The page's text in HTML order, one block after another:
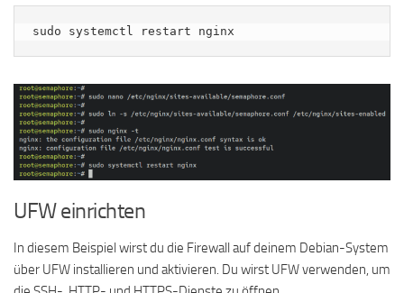
sudo systemctl restart nginx
UFW einrichten
In diesem Beispiel wirst du die Firewall auf deinem Debian-System
über UFW installieren und aktivieren. Du wirst UFW verwenden, um